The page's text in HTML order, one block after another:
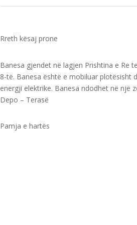
Rreth kësaj prone
Banesa gjendet në lagjen Prishtina e Re
8-të. Banesa është e mobiluar plotësisht
energji elektrike. Banesa ndodhet në një
Depo – Terasë
Pamja e hartës